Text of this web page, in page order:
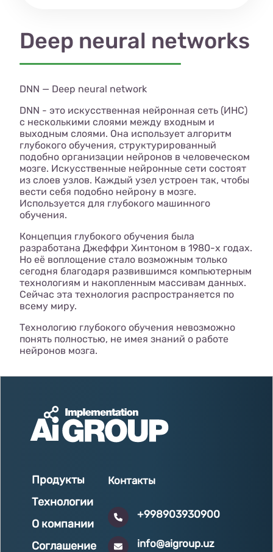
Deep neural networks
DNN — Deep neural network
DNN - это искусственная нейронная сеть (ИНС)
с несколькими слоями между входным и
выходным слоями. Она использует алгоритм
глубокого обучения, структурированный
подобно организации нейронов в человеческом
мозге. Искусственные нейронные сети состоят
из слоев узлов. Каждый узел устроен так, чтобы
вести себя подобно нейрону в мозге.
Используется для глубокого машинного
обучения.
Концепция глубокого обучения была
разработана Джеффри Хинтоном в 1980-х годах.
Но её воплощение стало возможным только
сегодня благодаря развившимся компьютерным
технологиям и накопленным массивам данных.
Сейчас эта технология распространяется по
всему миру.
Технологию глубокого обучения невозможно
понять полностью, не имея знаний о работе
нейронов мозга.
Продукты
Технологии
О компании
Соглашение
Контакты
+998903930900
info@aigroup.uz